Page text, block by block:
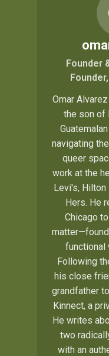
Founder
Omar
the son of
navigating
queer
work at the
Levi's, Hilton
Hers. He
Chicago
functional
Following
his close
grandfather
Kinnect, a
He writes
two
with an